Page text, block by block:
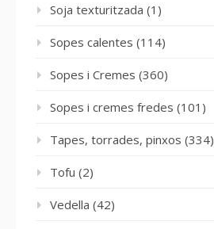
Soja texturitzada (1)
Sopes calentes (114)
Sopes i Cremes (360)
Sopes i cremes fredes (101)
Tapes, torrades, pinxos (334)
Tofu (2)
Vedella (42)